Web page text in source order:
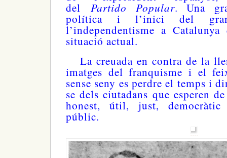
del Partido Popular. Una
política i l’inici del
l’independentisme a
situació actual.
La creuada en contra de la
imatges del franquisme i el
sense seny es perdre el temps i
se dels ciutadans que esperen
honest, útil, just,
públic.